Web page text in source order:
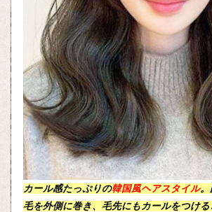
カール感たっぷりの韓国風ヘアスタイル。
毛を外側に巻き、 毛先にも カールをつけ